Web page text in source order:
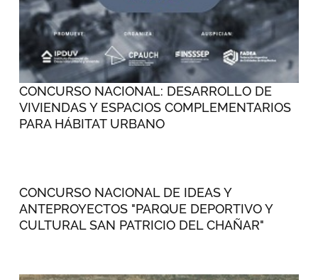
CONCURSO NACIONAL: DESARROLLO DE
VIVIENDAS Y ESPACIOS COMPLEMENTARIOS
PARA HÁBITAT URBANO
CONCURSO NACIONAL DE IDEAS Y
ANTEPROYECTOS "PARQUE DEPORTIVO Y
CULTURAL SAN PATRICIO DEL CHAÑAR"